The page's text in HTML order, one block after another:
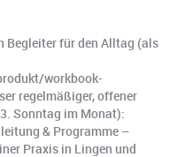
Begleiter für den Alltag (als
workbook-
regelmäßiger, offener
Sonntag im Monat):
& Programme –
Praxis in Lingen und